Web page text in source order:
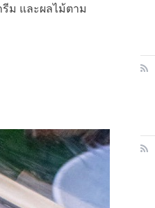
ม และผลไม้ตาม